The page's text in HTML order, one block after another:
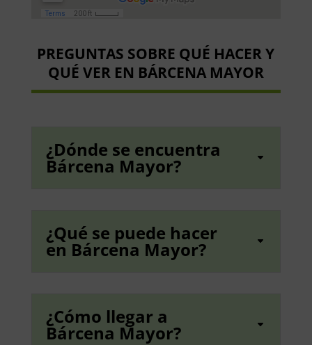
PREGUNTAS SOBRE QUÉ HACER Y
QUÉ VER EN BÁRCENA MAYOR
¿Dónde se encuentra
Bárcena Mayor?
¿Qué se puede hacer
en Bárcena Mayor?
¿Cómo llegar a
Bárcena Mayor?